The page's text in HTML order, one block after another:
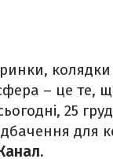
– це те,
25
для
.